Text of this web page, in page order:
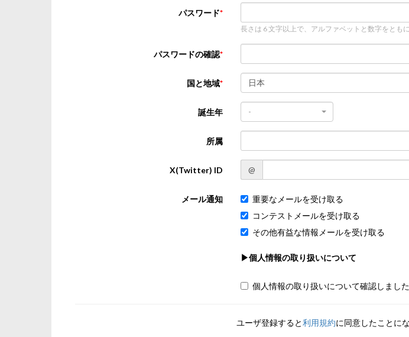
パスワード
長さは 6 文字以上で、アルファベットと数字をとも
パスワードの確認
国と地域 日本
誕生年 -
所属
X(Twitter) ID @
メール通知
重要なメールを受け取る
コンテストメールを受け取る
その他有益な情報メールを受け取る
▶個人情報の取り扱いについて
個人情報の取り扱いについて確認しました
ユーザ登録すると利用規約に同意したことに